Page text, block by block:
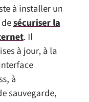
à installer un
sécuriser la
. Il
à jour, à la
à
sauvegarde,